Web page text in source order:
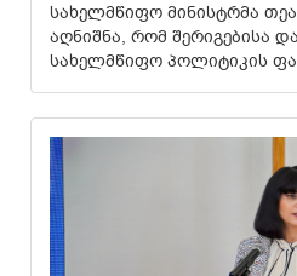
სახელმწიფო მინისტრმა
აღნიშნა, რომ შერიგებისა
სახელმწიფო პოლიტიკის